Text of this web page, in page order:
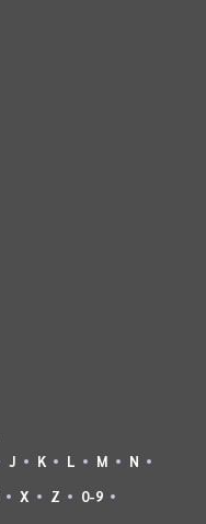
J K L M
N
X Z 0-9